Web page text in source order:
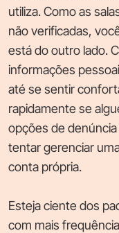
utiliza. Como as
não verificadas,
está do outro lado.
informações
até se sentir
rapidamente se
opções de
tentar gerenciar
conta própria.
Esteja ciente dos
com mais